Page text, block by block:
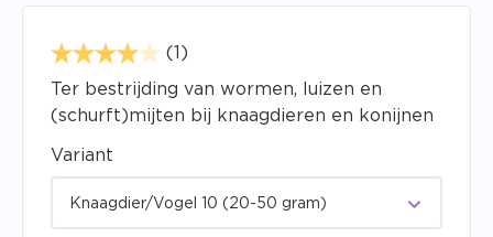
(1)
Ter bestrijding van wormen, luizen en
(schurft)mijten bij knaagdieren en konijnen
Variant
Knaagdier/Vogel 10 (20-50 gram)